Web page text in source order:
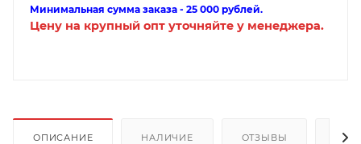
Минимальная сумма заказа - 25 000 рублей.
Цену на крупный опт уточняйте у менеджера.
ОПИСАНИЕ НАЛИЧИЕ ОТЗЫВЫ